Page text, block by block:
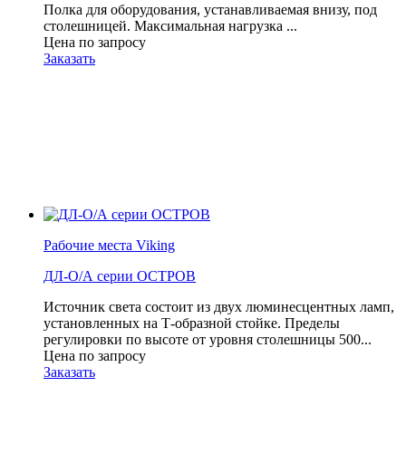
Полка для оборудования, устанавливаемая внизу, под
столешницей. Максимальная нагрузка ...
Цена по запросу
Заказать
Рабочие места Viking
ДЛ-О/А серии ОСТРОВ
Источник света состоит из двух люминесцентных ламп,
установленных на Т-образной стойке. Пределы
регулировки по высоте от уровня столешницы 500...
Цена по запросу
Заказать